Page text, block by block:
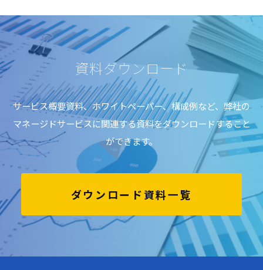
資料ダウンロード
サービス概要資料、ホワイトペーパー、構成例など、弊社の
マネージドサービスに関連する資料をダウンロードすること
ができます。
ダウンロード資料一覧